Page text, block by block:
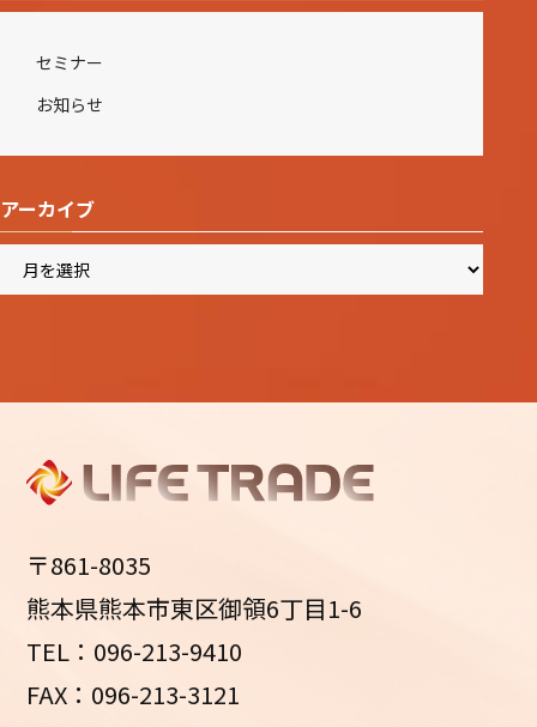
セミナー
お知らせ
アーカイブ
イ
〒861-8035
熊本県熊本市東区御領6丁目1-6
TEL：096-213-9410
FAX：096-213-3121